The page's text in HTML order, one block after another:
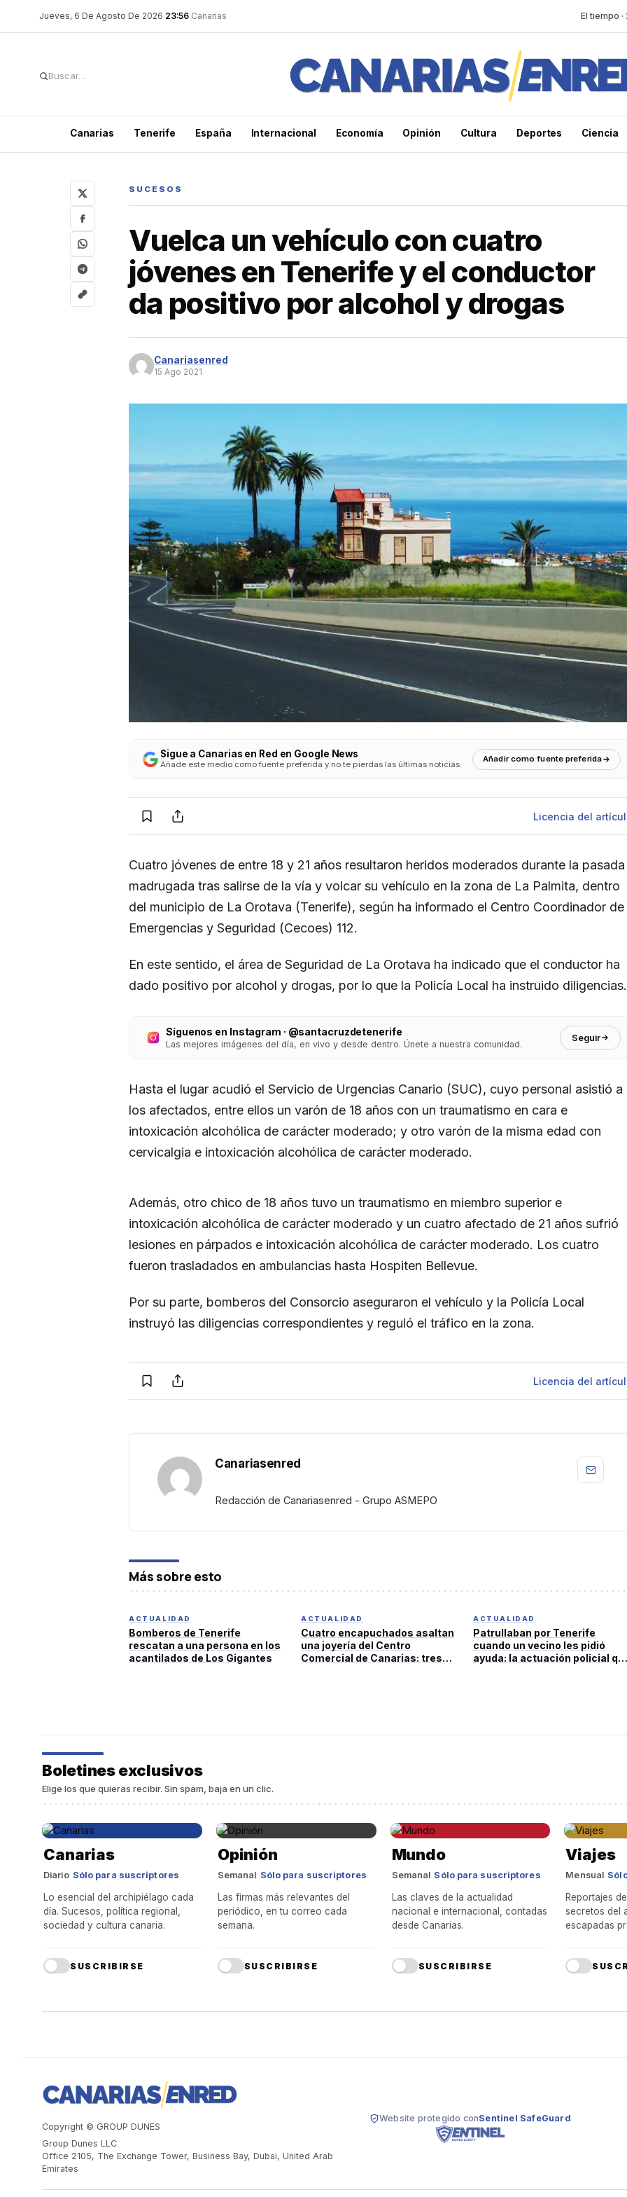
contenido
Jueves, 6 De Agosto De 2026·23:56·Canarias El tiempo ·
Canarias Tenerife España Internacional Economía Opinión Cultura Deportes Ciencia
SUCESOS
Vuelca un vehículo con cuatro
jóvenes en Tenerife y el conductor
da positivo por alcohol y drogas
Canariasenred
15 Ago 2021
Sigue a Canarias en Red en Google News
Añade este medio como fuente preferida y no te pierdas las últimas noticias.
Añadir como fuente preferida
Licencia del
Cuatro jóvenes de entre 18 y 21 años resultaron heridos moderados durante la pasada
madrugada tras salirse de la vía y volcar su vehículo en la zona de La Palmita, dentro
del municipio de La Orotava (Tenerife), según ha informado el Centro Coordinador de
Emergencias y Seguridad (Cecoes) 112.
En este sentido, el área de Seguridad de La Orotava ha indicado que el conductor ha
dado positivo por alcohol y drogas, por lo que la Policía Local ha instruido diligencias.
Síguenos en Instagram · @santacruzdetenerife
Las mejores imágenes del día, en vivo y desde dentro. Únete a nuestra comunidad.
Seguir
Hasta el lugar acudió el Servicio de Urgencias Canario (SUC), cuyo personal asistió a
los afectados, entre ellos un varón de 18 años con un traumatismo en cara e
intoxicación alcohólica de carácter moderado; y otro varón de la misma edad con
cervicalgia e intoxicación alcohólica de carácter moderado.
Además, otro chico de 18 años tuvo un traumatismo en miembro superior e
intoxicación alcohólica de carácter moderado y un cuatro afectado de 21 años sufrió
lesiones en párpados e intoxicación alcohólica de carácter moderado. Los cuatro
fueron trasladados en ambulancias hasta Hospiten Bellevue.
Por su parte, bomberos del Consorcio aseguraron el vehículo y la Policía Local
instruyó las diligencias correspondientes y reguló el tráfico en la zona.
Licencia del
Canariasenred
Redacción de Canariasenred - Grupo ASMEPO
Más sobre esto
ACTUALIDAD
Bomberos de Tenerife
rescatan a una persona en los
acantilados de Los Gigantes
ACTUALIDAD
Cuatro encapuchados asaltan
una joyería del Centro
Comercial de Canarias: tres
ACTUALIDAD
Patrullaban por Tenerife
cuando un vecino les pidió
ayuda: la actuación policial
Boletines exclusivos
Elige los que quieras recibir. Sin spam, baja en un clic.
Canarias
Diario Sólo para suscriptores
Lo esencial del archipiélago cada
día. Sucesos, política regional,
sociedad y cultura canaria.
SUSCRIBIRSE
Opinión
Semanal Sólo para suscriptores
Las firmas más relevantes del
periódico, en tu correo cada
semana.
SUSCRIBIRSE
Mundo
Semanal Sólo para suscriptores
Las claves de la actualidad
nacional e internacional, contadas
desde Canarias.
SUSCRIBIRSE
Viajes
Mensual
Reportajes
secretos del
escapadas
Copyright © GROUP DUNES
Group Dunes LLC
Office 2105, The Exchange Tower, Business Bay, Dubai, United Arab
Emirates
Website protegido conSentinel SafeGuard